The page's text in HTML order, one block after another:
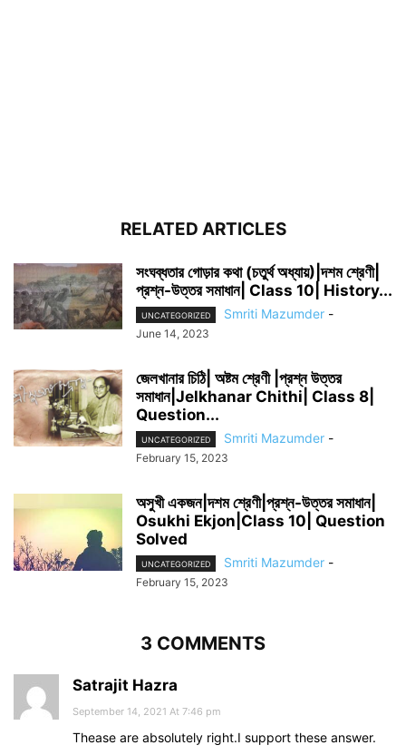
RELATED ARTICLES
সংঘব্ধতার গোড়ার কথা (চতুর্থ অধ্যায়)|দশম শ্রেণী|
প্রশ্ন-উত্তর সমাধান| Class 10| History...
UNCATEGORIZED Smriti Mazumder -
June 14, 2023
জেলখানার চিঠি| অষ্টম শ্রেণী |প্রশ্ন উত্তর
সমাধান|Jelkhanar Chithi| Class 8|
Question...
UNCATEGORIZED Smriti Mazumder -
February 15, 2023
অসুখী একজন|দশম শ্রেণী|প্রশ্ন-উত্তর সমাধান|
Osukhi Ekjon|Class 10| Question
Solved
UNCATEGORIZED Smriti Mazumder -
February 15, 2023
3 COMMENTS
Satrajit Hazra
September 14, 2021 At 7:46 pm
Thease are absolutely right.I support these answer.